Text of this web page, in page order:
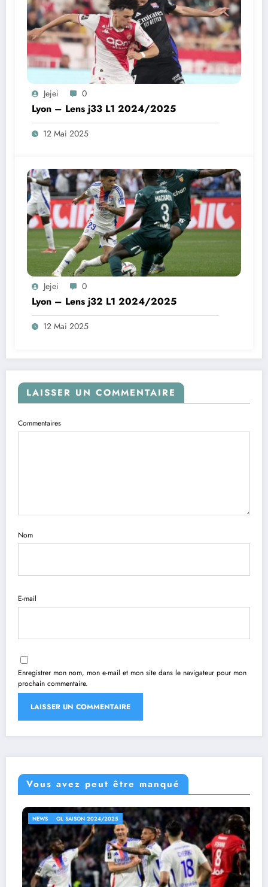
Jejei 0
Lyon – Lens j33 L1 2024/2025
12 Mai 2025
Jejei 0
Lyon – Lens j32 L1 2024/2025
12 Mai 2025
LAISSER UN COMMENTAIRE
Commentaires
Nom
E-mail
Enregistrer mon nom, mon e-mail et mon site dans le navigateur pour mon
prochain commentaire.
Vous avez peut être manqué
NEWS OL SAISON 2024/2025